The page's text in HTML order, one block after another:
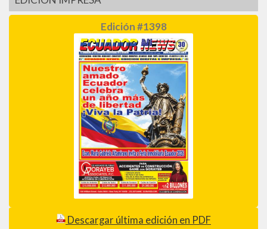
Edición #1398
Descargar última edición en PDF